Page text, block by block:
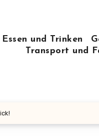
Essen und Trinken
Transport und